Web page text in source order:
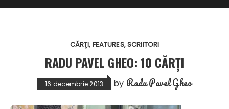
CĂRŢI FEATURES SCRIITORI
RADU PAVEL GHEO: 10 CĂRȚI
16 decembrie 2013 by Radu Pavel Gheo